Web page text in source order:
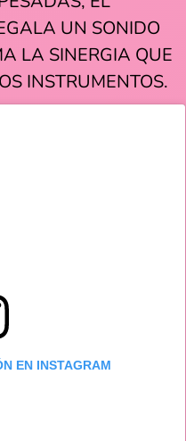
UN SONIDO
LA SINERGIA QUE
INSTRUMENTOS.
EN INSTAGRAM